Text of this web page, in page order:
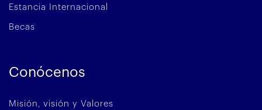
Estancia Internacional
Becas
Conócenos
Misión, visión y Valores